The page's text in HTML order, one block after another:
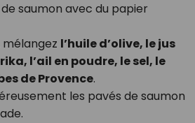
saumon avec du papier
l’huile d’olive, le jus
l’ail en poudre, le sel, le
de Provence.
les pavés de saumon